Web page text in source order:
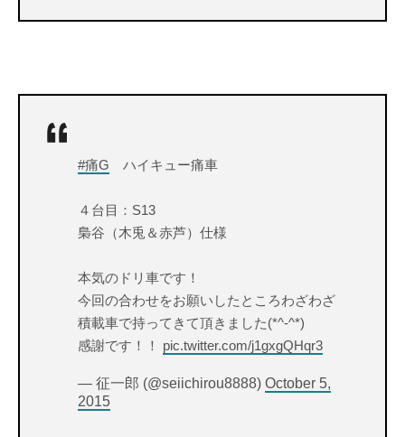
#痛G ハイキュー痛車
４台目：S13
梟谷（木兎＆赤芦）仕様
本気のドリ車です！
今回の合わせをお願いしたところわざわざ
積載車で持ってきて頂きました(*^-^*)
感謝です！！ pic.twitter.com/j1gxgQHqr3
— 征一郎 (@seiichirou8888) October 5,
2015